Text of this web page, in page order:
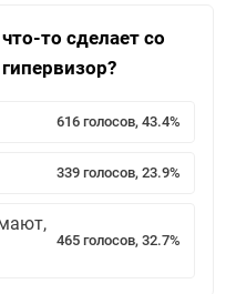
то сделает со
616 голосов, 43.4%
339 голосов, 23.9%
465 голосов, 32.7%